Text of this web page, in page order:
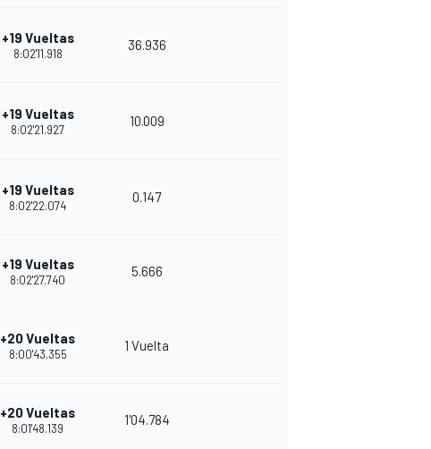
+19 Vueltas
8:02'11.918
36.936
+19 Vueltas
8:02'21.927
10.009
+19 Vueltas
8:02'22.074
0.147
+19 Vueltas
8:02'27.740
5.666
+20 Vueltas
8:00'43.355
1 Vuelta
+20 Vueltas
8:01'48.139
1'04.784